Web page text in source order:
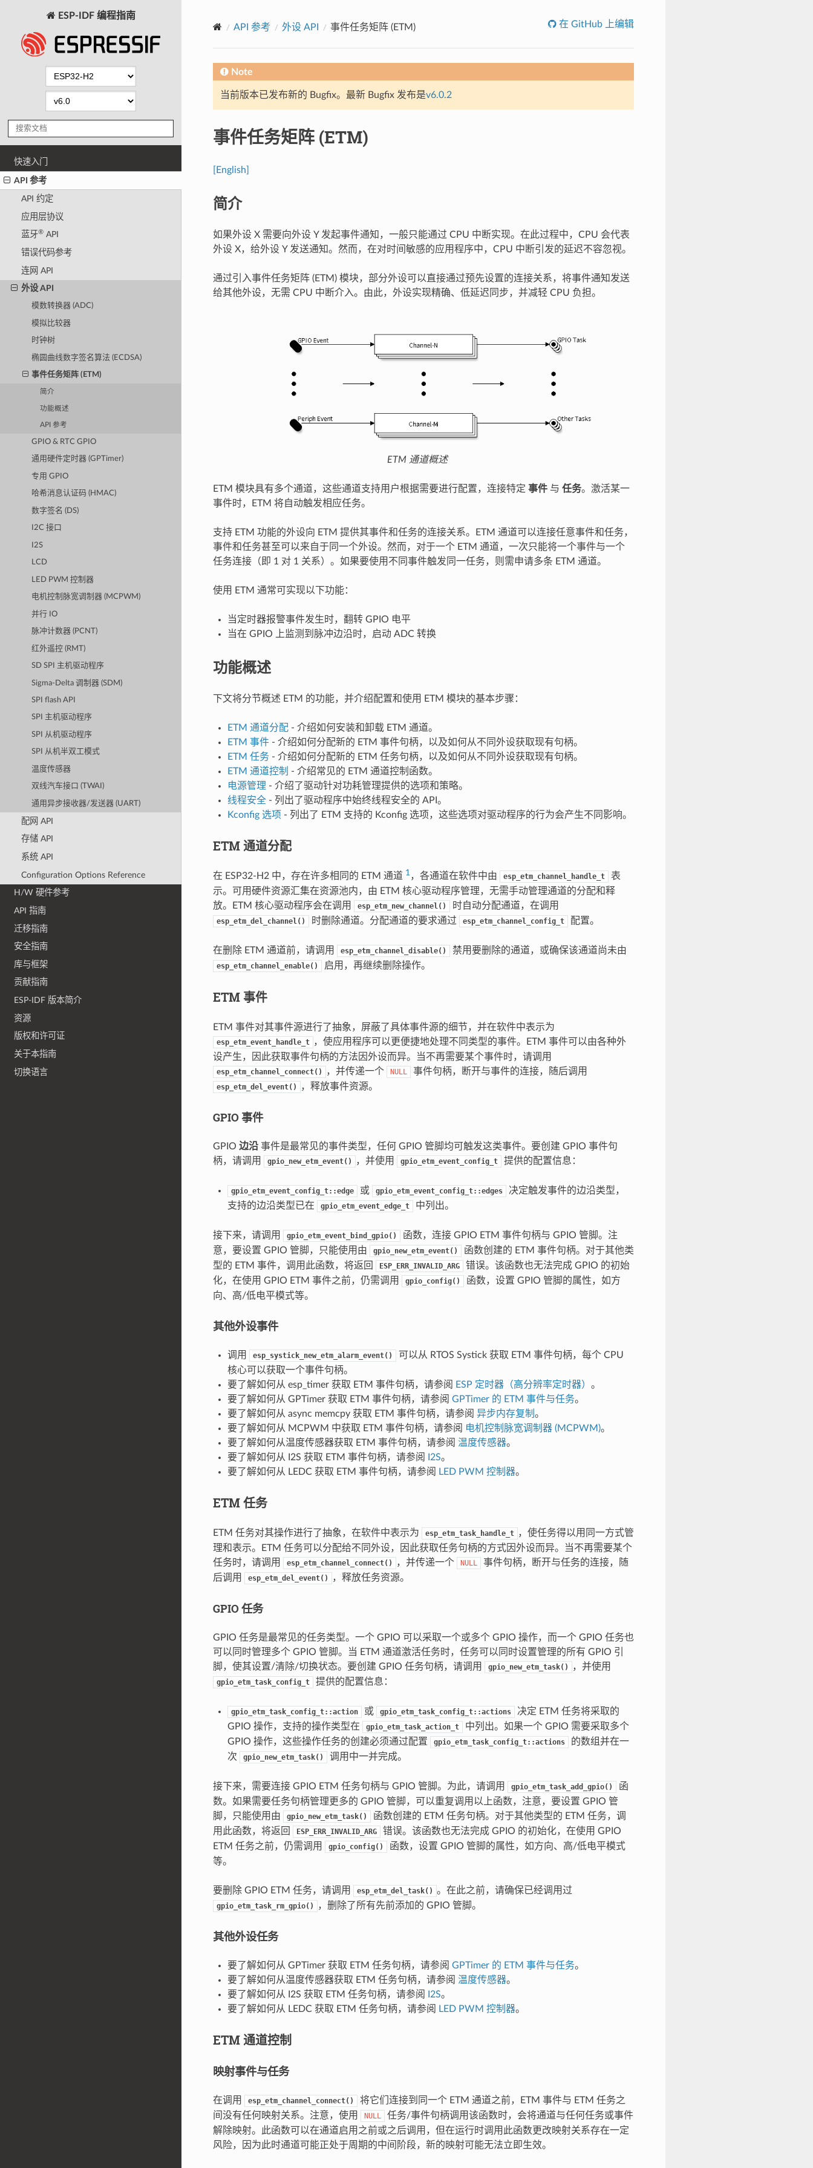
ESP-IDF 编程指南
快速入门
API 参考
API 约定
应用层协议
蓝牙®API
错误代码参考
连网 API
外设 API
模数转换器 (ADC)
模拟比较器
时钟树
椭圆曲线数字签名算法 (ECDSA)
事件任务矩阵 (ETM)
简介
功能概述
API 参考
GPIO & RTC GPIO
通用硬件定时器 (GPTimer)
专用 GPIO
哈希消息认证码 (HMAC)
数字签名 (DS)
I2C 接口
I2S
LCD
LED PWM 控制器
电机控制脉宽调制器 (MCPWM)
并行 IO
脉冲计数器 (PCNT)
红外遥控 (RMT)
SD SPI 主机驱动程序
Sigma-Delta 调制器 (SDM)
SPI flash API
SPI 主机驱动程序
SPI 从机驱动程序
SPI 从机半双工模式
温度传感器
双线汽车接口 (TWAI)
通用异步接收器/发送器 (UART)
配网 API
存储 API
系统 API
Configuration Options Reference
H/W 硬件参考
API 指南
迁移指南
安全指南
库与框架
贡献指南
ESP-IDF 版本简介
资源
版权和许可证
关于本指南
切换语言
API 参考 外设 API 事件任务矩阵 (ETM) 在 GitHub 上编辑
Note
当前版本已发布新的 Bugfix。最新 Bugfix 发布是v6.0.2
事件任务矩阵 (ETM)
[English]
简介
如果外设 X 需要向外设 Y 发起事件通知，一般只能通过 CPU 中断实现。在此过程中，CPU 会代表
外设 X，给外设 Y 发送通知。然而，在对时间敏感的应用程序中，CPU 中断引发的延迟不容忽视。
通过引入事件任务矩阵 (ETM) 模块，部分外设可以直接通过预先设置的连接关系，将事件通知发送
给其他外设，无需 CPU 中断介入。由此，外设实现精确、低延迟同步，并减轻 CPU 负担。
ETM 通道概述
ETM 模块具有多个通道，这些通道支持用户根据需要进行配置，连接特定 事件与 任务。激活某一
事件时，ETM 将自动触发相应任务。
支持 ETM 功能的外设向 ETM 提供其事件和任务的连接关系。ETM 通道可以连接任意事件和任务，
事件和任务甚至可以来自于同一个外设。然而，对于一个 ETM 通道，一次只能将一个事件与一个
任务连接（即 1 对 1 关系）。如果要使用不同事件触发同一任务，则需申请多条 ETM 通道。
使用 ETM 通常可实现以下功能：
当定时器报警事件发生时，翻转 GPIO 电平
当在 GPIO 上监测到脉冲边沿时，启动 ADC 转换
功能概述
下文将分节概述 ETM 的功能，并介绍配置和使用 ETM 模块的基本步骤：
ETM 通道分配- 介绍如何安装和卸载 ETM 通道。
ETM 事件- 介绍如何分配新的 ETM 事件句柄，以及如何从不同外设获取现有句柄。
ETM 任务- 介绍如何分配新的 ETM 任务句柄，以及如何从不同外设获取现有句柄。
ETM 通道控制 - 介绍常见的 ETM 通道控制函数。
电源管理 - 介绍了驱动针对功耗管理提供的选项和策略。
线程安全- 列出了驱动程序中始终线程安全的 API。
Kconfig 选项 - 列出了 ETM 支持的 Kconfig 选项，这些选项对驱动程序的行为会产生不同影响。
ETM 通道分配
在 ESP32-H2 中，存在许多相同的 ETM 通道 1 ，各通道在软件中由 esp_etm_channel_handle_t
表
示。可用硬件资源汇集在资源池内，由 ETM 核心驱动程序管理，无需手动管理通道的分配和释
放。ETM 核心驱动程序会在调用
esp_etm_new_channel() 时自动分配通道，在调用
esp_etm_del_channel() 时删除通道。分配通道的要求通过 esp_etm_channel_config_t 配置。
在删除 ETM 通道前，请调用 esp_etm_channel_disable() 禁用要删除的通道，或确保该通道尚未由
esp_etm_channel_enable() 启用，再继续删除操作。
ETM 事件
ETM 事件对其事件源进行了抽象，屏蔽了具体事件源的细节，并在软件中表示为
esp_etm_event_handle_t ，使应用程序可以更便捷地处理不同类型的事件。ETM 事件可以由各种外
设产生，因此获取事件句柄的方法因外设而异。当不再需要某个事件时，请调用
esp_etm_channel_connect() ，并传递一个 NULL 事件句柄，断开与事件的连接，随后调用
esp_etm_del_event() ，释放事件资源。
GPIO 事件
GPIO 边沿事件是最常见的事件类型，任何 GPIO 管脚均可触发这类事件。要创建 GPIO 事件句
柄，请调用
gpio_new_etm_event() ，并使用 gpio_etm_event_config_t 提供的配置信息：
gpio_etm_event_config_t::edge 或 gpio_etm_event_config_t::edges
决定触发事件的边沿类型，
支持的边沿类型已在
gpio_etm_event_edge_t 中列出。
接下来，请调用 gpio_etm_event_bind_gpio()
函数，连接 GPIO ETM 事件句柄与 GPIO 管脚。注
意，要设置 GPIO 管脚，只能使用由
gpio_new_etm_event()
函数创建的 ETM 事件句柄。对于其他类
型的 ETM 事件，调用此函数，将返回
ESP_ERR_INVALID_ARG
错误。该函数也无法完成 GPIO 的初始
化，在使用 GPIO ETM 事件之前，仍需调用
gpio_config()
函数，设置 GPIO 管脚的属性，如方
向、高/低电平模式等。
其他外设事件
调用 esp_systick_new_etm_alarm_event()
可以从 RTOS Systick 获取 ETM 事件句柄，每个 CPU
核心可以获取一个事件句柄。
要了解如何从 esp_timer 获取 ETM 事件句柄，请参阅
ESP 定时器（高分辨率定时器） 。
要了解如何从 GPTimer 获取 ETM 事件句柄，请参阅 GPTimer 的 ETM 事件与任务。
要了解如何从 async memcpy 获取 ETM 事件句柄，请参阅 异步内存复制 。
要了解如何从 MCPWM 中获取 ETM 事件句柄，请参阅 电机控制脉宽调制器 (MCPWM)。
要了解如何从温度传感器获取 ETM 事件句柄，请参阅 温度传感器。
要了解如何从 I2S 获取 ETM 事件句柄，请参阅
I2S。
要了解如何从 LEDC 获取 ETM 事件句柄，请参阅
LED PWM 控制器。
ETM 任务
ETM 任务对其操作进行了抽象，在软件中表示为 esp_etm_task_handle_t ，使任务得以用同一方式管
理和表示。ETM 任务可以分配给不同外设，因此获取任务句柄的方式因外设而异。当不再需要某个
任务时，请调用
esp_etm_channel_connect() ，并传递一个 NULL
事件句柄，断开与任务的连接，随
后调用
esp_etm_del_event() ，释放任务资源。
GPIO 任务
GPIO 任务是最常见的任务类型。一个 GPIO 可以采取一个或多个 GPIO 操作，而一个 GPIO 任务也
可以同时管理多个 GPIO 管脚。当 ETM 通道激活任务时，任务可以同时设置管理的所有 GPIO 引
脚，使其设置/清除/切换状态。要创建 GPIO 任务句柄，请调用
gpio_new_etm_task() ，并使用
gpio_etm_task_config_t 提供的配置信息：
gpio_etm_task_config_t::action 或 gpio_etm_task_config_t::actions
决定 ETM 任务将采取的
GPIO 操作，支持的操作类型在
gpio_etm_task_action_t
中列出。如果一个 GPIO 需要采取多个
GPIO 操作，这些操作任务的创建必须通过配置
gpio_etm_task_config_t::actions
的数组并在一
次
gpio_new_etm_task() 调用中一并完成。
接下来，需要连接 GPIO ETM 任务句柄与 GPIO 管脚。为此，请调用 gpio_etm_task_add_gpio()
函
数。如果需要任务句柄管理更多的 GPIO 管脚，可以重复调用以上函数，注意，要设置 GPIO 管
脚，只能使用由
gpio_new_etm_task()
函数创建的 ETM 任务句柄。对于其他类型的 ETM 任务，调
用此函数，将返回
ESP_ERR_INVALID_ARG
错误。该函数也无法完成 GPIO 的初始化，在使用 GPIO
ETM 任务之前，仍需调用
gpio_config()
函数，设置 GPIO 管脚的属性，如方向、高/低电平模式
等。
要删除 GPIO ETM 任务，请调用 esp_etm_del_task() 。在此之前，请确保已经调用过
gpio_etm_task_rm_gpio() ，删除了所有先前添加的 GPIO 管脚。
其他外设任务
要了解如何从 GPTimer 获取 ETM 任务句柄，请参阅 GPTimer 的 ETM 事件与任务。
要了解如何从温度传感器获取 ETM 任务句柄，请参阅 温度传感器。
要了解如何从 I2S 获取 ETM 任务句柄，请参阅
I2S。
要了解如何从 LEDC 获取 ETM 任务句柄，请参阅
LED PWM 控制器。
ETM 通道控制
映射事件与任务
在调用 esp_etm_channel_connect()
将它们连接到同一个 ETM 通道之前，ETM 事件与 ETM 任务之
间没有任何映射关系。注意，使用
NULL
任务/事件句柄调用该函数时，会将通道与任何任务或事件
解除映射。此函数可以在通道启用之前或之后调用，但在运行时调用此函数更改映射关系存在一定
风险，因为此时通道可能正处于周期的中间阶段，新的映射可能无法立即生效。